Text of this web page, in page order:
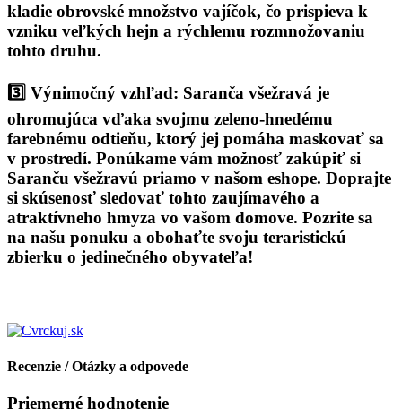
kladie obrovské množstvo vajíčok, čo prispieva k
vzniku veľkých hejn a rýchlemu rozmnožovaniu
tohto druhu.
3️⃣ Výnimočný vzhľad: Saranča všežravá je
ohromujúca vďaka svojmu zeleno-hnedému
farebnému odtieňu, ktorý jej pomáha maskovať sa
v prostredí. Ponúkame vám možnosť zakúpiť si
Saranču všežravú priamo v našom eshope. Doprajte
si skúsenosť sledovať tohto zaujímavého a
atraktívneho hmyza vo vašom domove. Pozrite sa
na našu ponuku a obohaťte svoju teraristickú
zbierku o jedinečného obyvateľa!
Recenzie / Otázky a odpovede
Priemerné hodnotenie